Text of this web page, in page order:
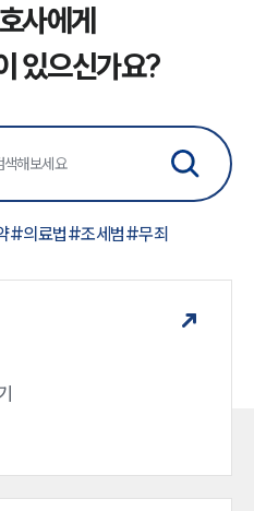
소개
소개
는 길
너 로펌
소리
검색
사례
업무사례
신동향
정보
식인
사에게
있으신가요?
#의료법#조세범#무죄